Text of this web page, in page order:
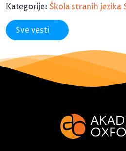
Kategorije: Škola stranih jezika
Sve vesti